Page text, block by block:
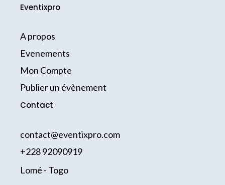
Eventixpro
A propos
Evenements
Mon Compte
Publier un évènement
Contact
contact@eventixpro.com
+228 92090919
Lomé - Togo